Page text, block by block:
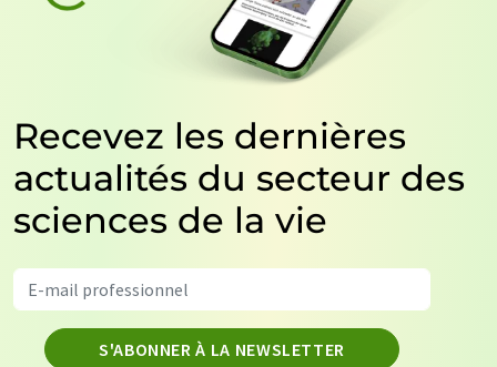
Recevez les dernières
actualités du secteur des
sciences de la vie
S'ABONNER À LA NEWSLETTER